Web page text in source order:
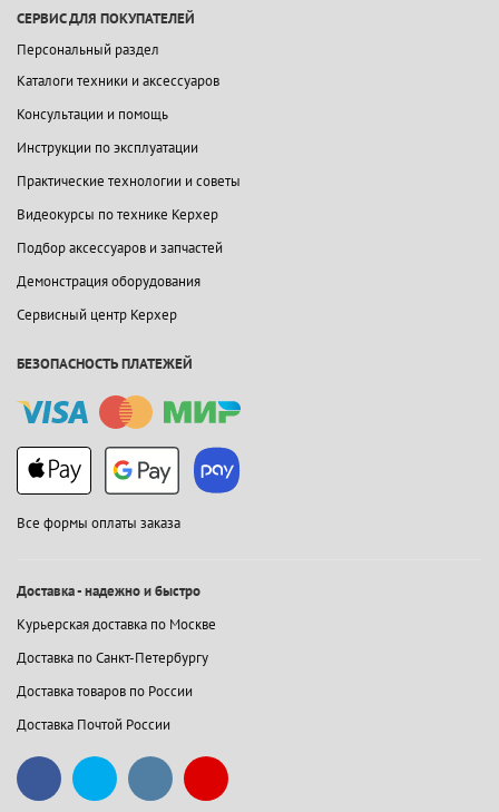
СЕРВИС ДЛЯ ПОКУПАТЕЛЕЙ
Персональный раздел
Каталоги техники и аксессуаров
Консультации и помощь
Инструкции по эксплуатации
Практические технологии и советы
Видеокурсы по технике Керхер
Подбор аксессуаров и запчастей
Демонстрация оборудования
Сервисный центр Керхер
БЕЗОПАСНОСТЬ ПЛАТЕЖЕЙ
Все формы оплаты заказа
Доставка - надежно и быстро
Курьерская доставка по Москве
Доставка по Санкт-Петербургу
Доставка товаров по России
Доставка Почтой России